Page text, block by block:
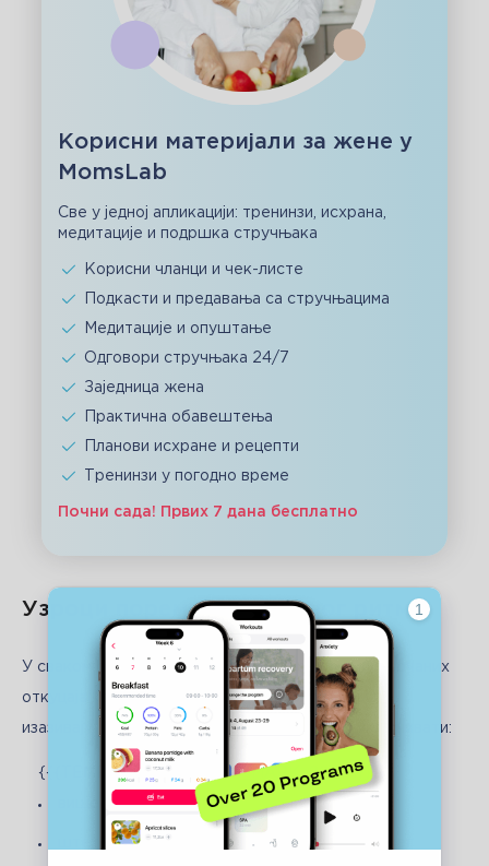
Корисни материјали за жене у
MomsLab
Све у једној апликацији: тренинзи, исхрана,
медитације и подршка стручњака
Корисни чланци и чек-листе
Подкасти и предавања са стручњацима
Медитације и опуштање
Одговори стручњака 24/7
Заједница жена
Практична обавештења
Планови исхране и рецепти
Тренинзи у погодно време
Почни сада! Првих 7 дана бесплатно
Узроци поремећаја срчаног ритма
У сваком случају, код поремећаја фреквенције срчаних
откуцаја код детета постоји низ разлога који их
изазивају. Тако код брадикардије, они могу укључивати:
{{{TEMP_MARK_{{{TEMP_MARK_82}}}1}}}
вишеструка трудноћа.
штетне навике, недостатак витамина, свежег